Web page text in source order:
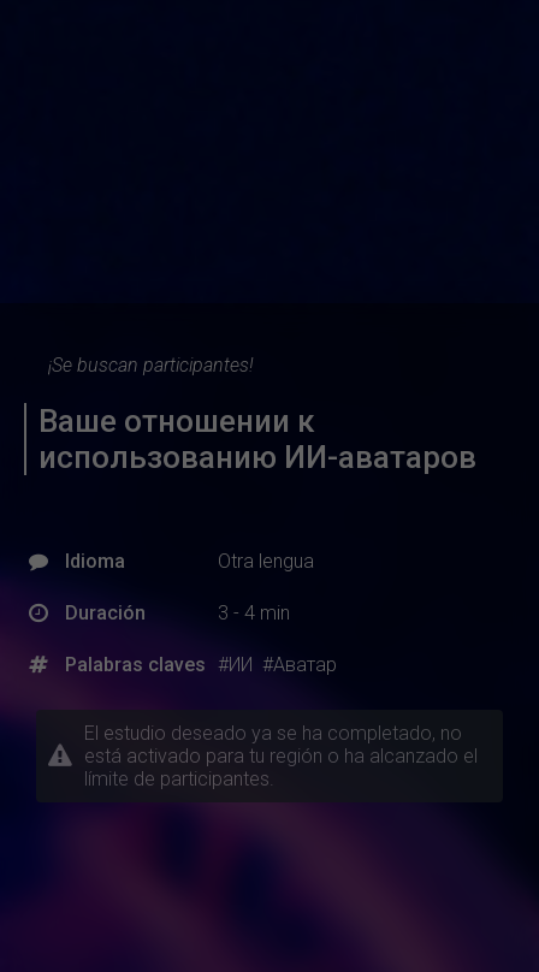
¡Se buscan participantes!
Ваше отношении к
использованию ИИ-аватаров
Idioma Otra lengua
Duración 3 - 4 min
Palabras claves #ИИ #Аватар
El estudio deseado ya se ha completado, no
está activado para tu región o ha alcanzado el
límite de participantes.